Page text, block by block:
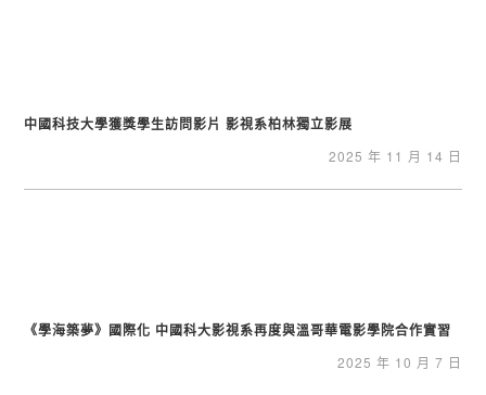
中國科技大學獲獎學生訪問影片 影視系柏林獨立影展
2025 年 11 月 14 日
《學海築夢》國際化 中國科大影視系再度與溫哥華電影學院合作實習
2025 年 10 月 7 日